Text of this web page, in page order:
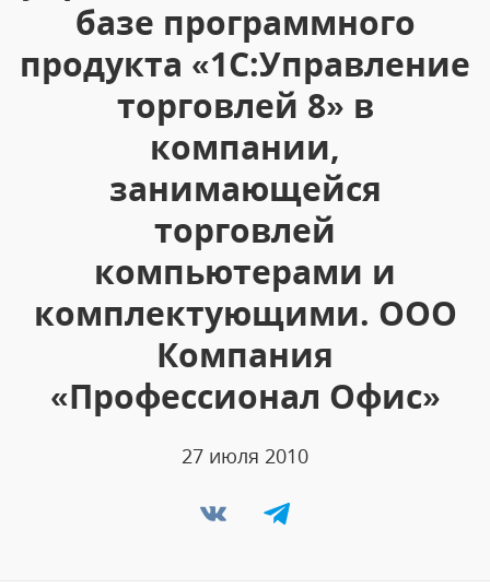
базе программного
продукта «1С:Управление
торговлей 8» в
компании,
занимающейся
торговлей
компьютерами и
комплектующими. ООО
Компания
«Профессионал Офис»
27 июля 2010